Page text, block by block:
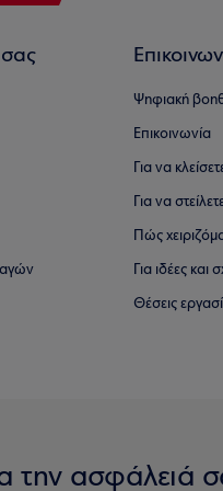
σας
Ψηφιακή
Επικοινωνία
Για να
Για να
Πώς
Για ιδέες
Θέσεις
την ασφάλειά